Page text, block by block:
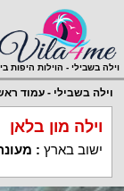
וילה בשבילי - הוילות היפות
וילה בשבילי - עמוד
וילה מון בלאן
ישוב בארץ :